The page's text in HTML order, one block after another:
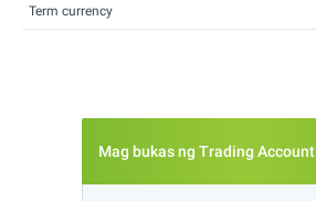
Term currency
Mag bukas ng Trading Account